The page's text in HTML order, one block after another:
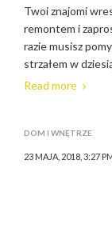
Twoi znajomi
remontem i
razie musisz
strzałem w
Read more
DOM I WNĘTRZE
23 MAJA, 2018, 3:27